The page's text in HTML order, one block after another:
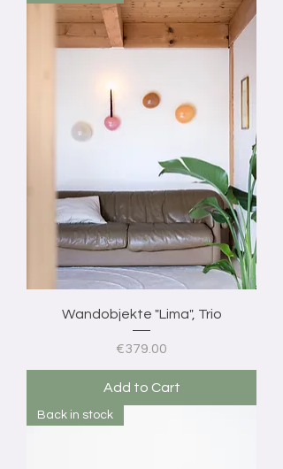
Wandobjekte "Lima", Trio
Price
€379.00
Add to Cart
Back in stock